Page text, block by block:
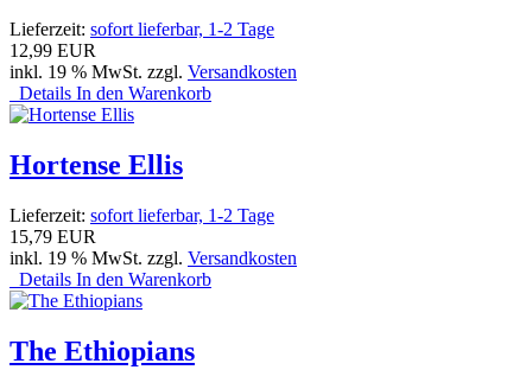
Lieferzeit: sofort lieferbar, 1-2 Tage
12,99 EUR
inkl. 19 % MwSt. zzgl. Versandkosten
Details In den Warenkorb
Hortense Ellis
Lieferzeit: sofort lieferbar, 1-2 Tage
15,79 EUR
inkl. 19 % MwSt. zzgl. Versandkosten
Details In den Warenkorb
The Ethiopians